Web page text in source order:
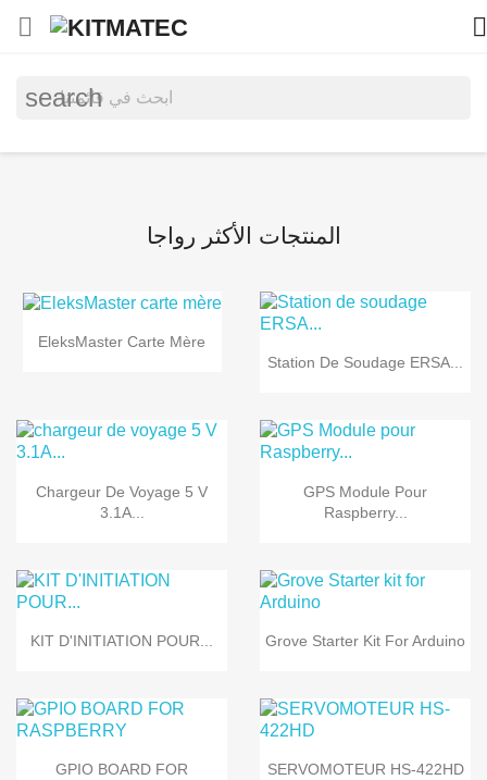
 
search
المنتجات الأكثر رواجا
EleksMaster Carte Mère
Station De Soudage ERSA...
Chargeur De Voyage 5 V
3.1A...
GPS Module Pour
Raspberry...
KIT D'INITIATION POUR... Grove Starter Kit For Arduino
GPIO BOARD FOR
SERVOMOTEUR HS-422HD